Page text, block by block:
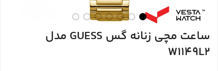
ساعت مچی زنانه گس GUESS مدل
W1149L2